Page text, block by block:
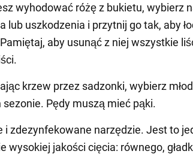
wyhodować różę z bukietu, wybierz
lub uszkodzenia i przytnij go tak, aby
aby usunąć z niej wszystkie
krzew przez sadzonki, wybierz
sezonie. Pędy muszą mieć pąki.
i zdezynfekowane narzędzie. Jest to
wysokiej jakości cięcia: równego,